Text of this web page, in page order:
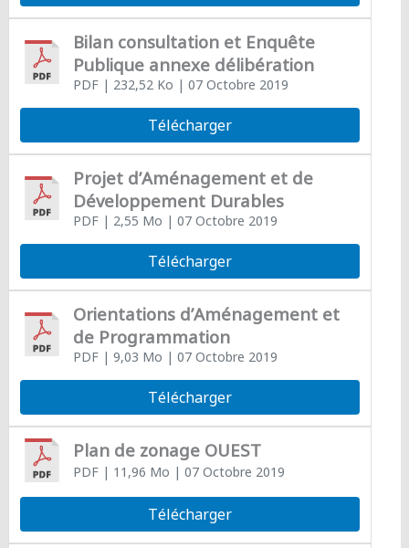
Bilan consultation et Enquête
Publique annexe délibération
PDF| 232,52 Ko | 07 Octobre 2019
Télécharger
Projet d’Aménagement et de
Développement Durables
PDF| 2,55 Mo | 07 Octobre 2019
Télécharger
Orientations d’Aménagement et
de Programmation
PDF| 9,03 Mo | 07 Octobre 2019
Télécharger
Plan de zonage OUEST
PDF| 11,96 Mo | 07 Octobre 2019
Télécharger